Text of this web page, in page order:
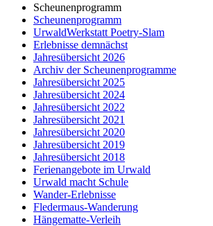
Scheunenprogramm
Scheunenprogramm
UrwaldWerkstatt Poetry-Slam
Erlebnisse demnächst
Jahresübersicht 2026
Archiv der Scheunenprogramme
Jahresübersicht 2025
Jahresübersicht 2024
Jahresübersicht 2022
Jahresübersicht 2021
Jahresübersicht 2020
Jahresübersicht 2019
Jahresübersicht 2018
Ferienangebote im Urwald
Urwald macht Schule
Wander-Erlebnisse
Fledermaus-Wanderung
Hängematte-Verleih